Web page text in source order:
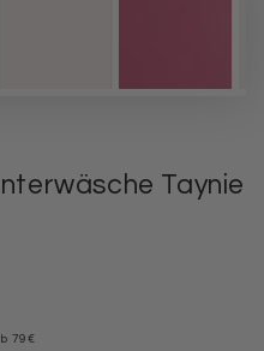
Taynie
79€